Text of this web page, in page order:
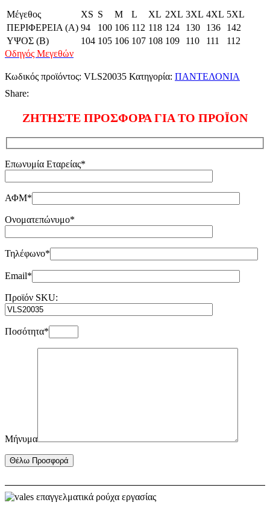
Μέγεθος XS S M L XL 2XL 3XL 4XL 5XL
ΠΕΡΙΦΕΡΕΙΑ (A) 94 100 106 112 118 124 130 136
142
ΥΨΟΣ (B)
104 105 106 107 108 109 110 111
112
Οδηγός Μεγεθών
Κωδικός προϊόντος: VLS20035 Κατηγορία: ΠΑΝΤΕΛΟΝΙΑ
Share:
ΖΗΤΗΣΤΕ ΠΡΟΣΦΟΡΑ ΓΙΑ ΤΟ ΠΡΟΪΟΝ
Επωνυμία Εταρείας*
ΑΦΜ*
Ονοματεπώνυμο*
Τηλέφωνο*
Email*
Προϊόν SKU:
Ποσότητα*
Μήνυμα